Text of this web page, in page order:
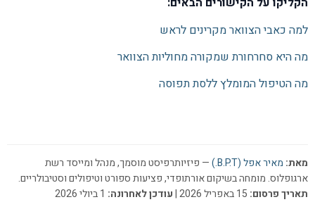
למה כאבי הצוואר מקרינים לראש
מה היא סחרחורת שמקורה מחוליות הצוואר
מה הטיפול המומלץ ללסת תפוסה
מאת: מאיר אפל (B.P.T.)
— פיזיותרפיסט מוסמך, מנהל ומייסד רשת
ארגופלוס. מומחה בשיקום אורתופדי, פציעות ספורט וטיפולים וסטיבולריים.
תאריך פרסום:
עודכן לאחרונה: